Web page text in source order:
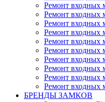
Ремонт входных
Ремонт входных
Ремонт входных
Ремонт входных
Ремонт входных
Ремонт входных
Ремонт входных
Ремонт входных
Ремонт входных
Ремонт входных
БРЕНДЫ ЗАМКОВ